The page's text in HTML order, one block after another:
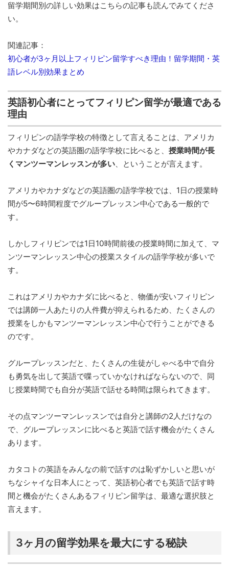
留学期間別の詳しい効果はこちらの記事も読んでみてくださ
い。
関連記事：
初心者が3ヶ月以上フィリピン留学すべき理由！留学期間・英
語レベル別効果まとめ
英語初心者にとってフィリピン留学が最適である
理由
フィリピンの語学学校の特徴として言えることは、アメリカ
やカナダなどの英語圏の語学学校に比べると、 授業時間が長
くマンツーマンレッスンが多い 、ということが言えます。
アメリカやカナダなどの英語圏の語学学校では、1日の授業時
間が5〜6時間程度でグループレッスン中心である一般的で
す。
しかしフィリピンでは1日10時間前後の授業時間に加えて、マ
ンツーマンレッスン中心の授業スタイルの語学学校が多いで
す。
これはアメリカやカナダに比べると、物価が安いフィリピン
では講師一人あたりの人件費が抑えられるため、たくさんの
授業をしかもマンツーマンレッスン中心で行うことができる
のです。
グループレッスンだと、たくさんの生徒がしゃべる中で自分
も勇気を出して英語で喋っていかなければならないので、同
じ授業時間でも自分が英語で話せる時間は限られてきます。
その点マンツーマンレッスンでは自分と講師の2人だけなの
で、グループレッスンに比べると英語で話す機会がたくさん
あります。
カタコトの英語をみんなの前で話すのは恥ずかしいと思いが
ちなシャイな日本人にとって、英語初心者でも英語で話す時
間と機会がたくさんあるフィリピン留学は、最適な選択肢と
言えます。
3ヶ月の留学効果を最大にする秘訣